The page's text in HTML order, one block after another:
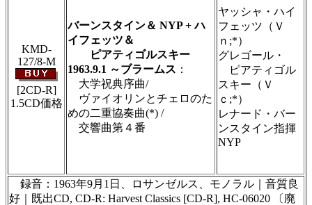
KMD-
127/8-M
[2CD-R]
1.5CD価格
バーンスタイン＆ NYP + ハ
イフェッツ＆
ピアティゴルスキー
1963.9.1 ～ブラームス ：
大学祝典序曲/
ヴァイオリンとチェロのた
めの二重協奏曲(*) /
交響曲第４番
ヤッシャ・ハイ
フェッツ（Ｖ
ｎ;*）
グレゴール・
ピアティゴル
スキー（Ｖ
ｃ;*）
レナード・バー
ンスタイン指揮
NYP
録音：1963年9月1日、ロサンゼルス、モノラル｜音質良
好｜既出CD, CD-R: Harvest Classics [CD-R], HC-06020 〔廃